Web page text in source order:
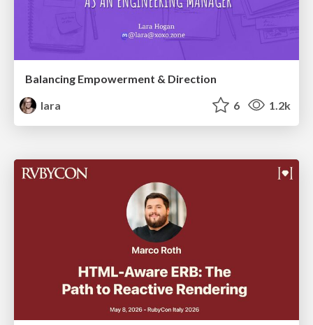
Balancing Empowerment & Direction
lara
6 1.2k